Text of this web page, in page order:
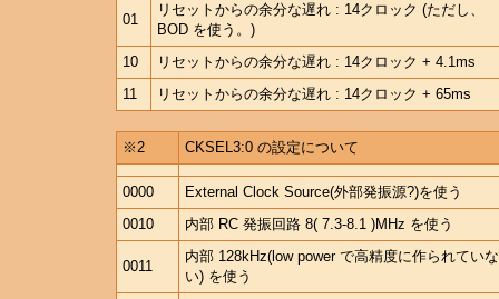
01
リセットからの余分な遅れ : 14クロック (ただし、
BOD を使う。)
10
リセットからの余分な遅れ : 14クロック + 4.1ms
11
リセットからの余分な遅れ : 14クロック + 65ms
※2 CKSEL3:0 の設定について
0000
External Clock Source(外部発振源?)を使う
0010
内部 RC 発振回路 8( 7.3-8.1 )MHz を使う
0011
内部 128kHz(low power で高精度に作られていな
い) を使う